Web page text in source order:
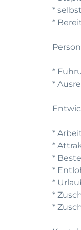
*
*
*
*
*
*
*
*
*
*
*